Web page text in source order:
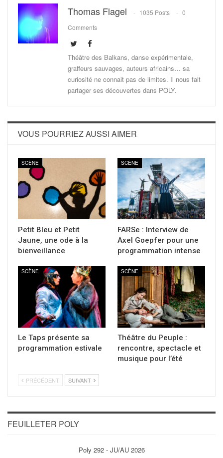
Thomas Flagel 1035 Posts
0
Comments
Théâtre des Balkans, danse expérimentale,
graffeurs sauvages, auteurs africains… sa
curiosité ne connait pas de limites. Il nous fait
partager ses découvertes dans POLY.
VOUS POURRIEZ AUSSI AIMER
SCÈNE
Petit Bleu et Petit
Jaune, une ode à la
bienveillance
SCÈNE
FARSe : Interview de
Axel Goepfer pour une
programmation intense
SCÈNE
Le Taps présente sa
programmation estivale
SCÈNE
Théâtre du Peuple :
rencontre, spectacle et
musique pour l’été
PRÉCÉDENT SUIVANT
FEUILLETER POLY
Poly 292 - JU/AU 2026